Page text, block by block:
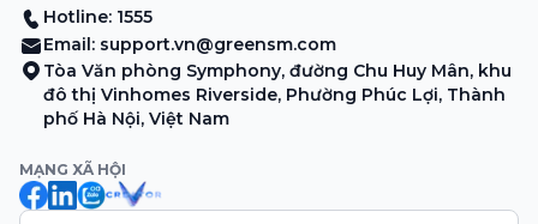
Hotline: 1555
Email: support.vn@greensm.com
Tòa Văn phòng Symphony, đường Chu Huy Mân, khu
đô thị Vinhomes Riverside, Phường Phúc Lợi, Thành
phố Hà Nội, Việt Nam
MẠNG XÃ HỘI